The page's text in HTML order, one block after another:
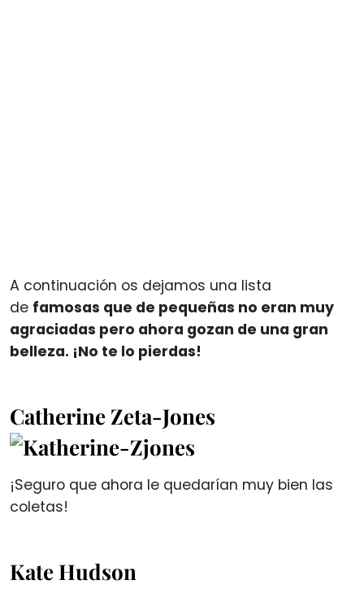
A continuación os dejamos una lista
de famosas que de pequeñas no eran muy
agraciadas pero ahora gozan de una gran
belleza. ¡No te lo pierdas!
Catherine Zeta-Jones
¡Seguro que ahora le quedarían muy bien las
coletas!
Kate Hudson